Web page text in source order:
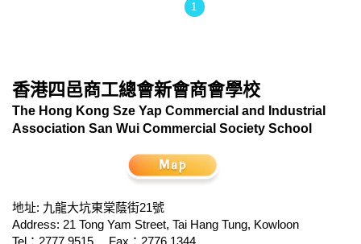
1
香港四邑商工總會新會商會學校
The Hong Kong Sze Yap Commercial and Industrial
Association San Wui Commercial Society School
地址: 九龍大坑東棠蔭街21號
Address: 21 Tong Yam Street, Tai Hang Tung, Kowloon
Tel：2777 9515
Fax：2776 1344